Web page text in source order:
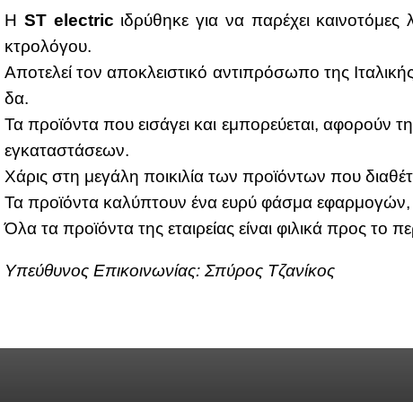
Η ST electric ιδρύ­θη­κε για να πα­ρέ­χει
κτρο­λό­γου.
Απο­τε­λεί τον απο­κλει­στι­κό αντι­πρό­σω­πο της
δα.
Τα προ­ϊ­ό­ντα που ει­σά­γει και εμπο­ρεύ­ε­ται,
εγκα­τα­στά­σε­ων.
Χά­ρις στη με­γά­λη ποι­κι­λία των προ­ϊ­ό­ντων που
Τα προ­ϊ­ό­ντα κα­λύ­πτουν ένα ευ­ρύ φά­σμα
Όλα τα προ­ϊ­ό­ντα της εται­ρεί­ας εί­ναι φι­λι­κά προς το
Yπεύ­θυ­νος Επι­κοι­νω­νί­ας: Σπύ­ρος Τζα­νί­κος